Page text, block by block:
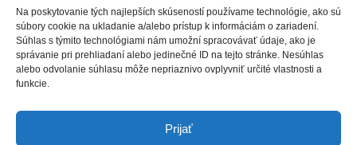
Na poskytovanie tých najlepších skúseností používame technológie, ako sú
súbory cookie na ukladanie a/alebo prístup k informáciám o zariadení.
Súhlas s týmito technológiami nám umožní spracovávať údaje, ako je
správanie pri prehliadaní alebo jedinečné ID na tejto stránke. Nesúhlas
alebo odvolanie súhlasu môže nepriaznivo ovplyvniť určité vlastnosti a
funkcie.
Prijať
ADROSKO
Stanovy OZ Ochrana osobných údajov
Zásady
používania súborov cookie (EÚ)
Vyhlásenie o ochrane
osobných údajov (EU)
SLEDUJTE NÁS